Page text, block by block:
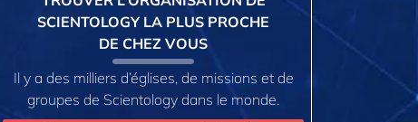
SCIENTOLOGY LA PLUS PROCHE
DE CHEZ VOUS
Il y a des milliers d’églises, de missions et de
groupes de Scientology dans le monde.